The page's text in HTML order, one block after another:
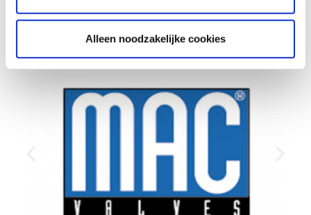
Alleen noodzakelijke cookies